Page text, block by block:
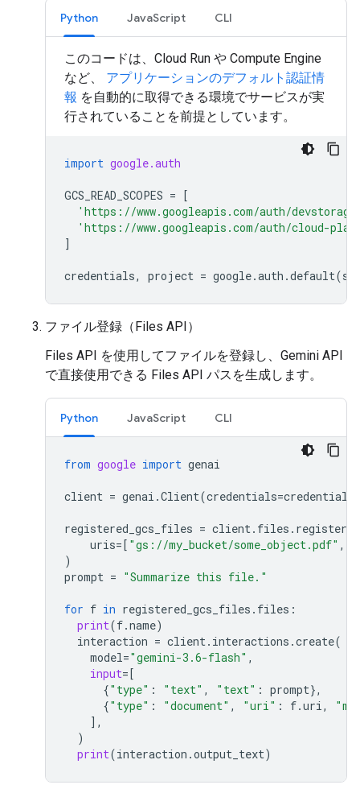
Python JavaScript CLI
このコードは、Cloud Run や Compute Engine
など、 アプリケーションのデフォルト認証情
報 を自動的に取得できる環境でサービスが実
行されていることを前提としています。
import google.auth
GCS_READ_SCOPES = [
'https://www.googleapis.com/auth/
'https://www.googleapis.com/auth/cloud-
]
credentials, project = google.auth .default(
ファイル登録（Files API）
Files API を使用してファイルを登録し、Gemini API
で直接使用できる Files API パスを生成します。
Python JavaScript CLI
from google import genai
client = genai .Client(credentials=credentials
registered_gcs_files = client. files .
uris=[ "gs://my_bucket/some_object.pdf" ,
)
prompt = "Summarize this file."
for f in registered_gcs_files . files :
print(f.name)
interaction = client. interactions .create(
model="gemini-3.6-flash" ,
input=[
{"type" : "text" , "text" : prompt},
{"type" : "document" , "uri" : f.uri,
],
)
print(interaction .output_text)